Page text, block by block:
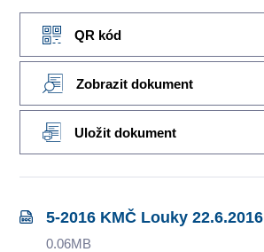
QR kód
Zobrazit dokument
Uložit dokument
5-2016 KMČ Louky 22.6.2016
0.06MB